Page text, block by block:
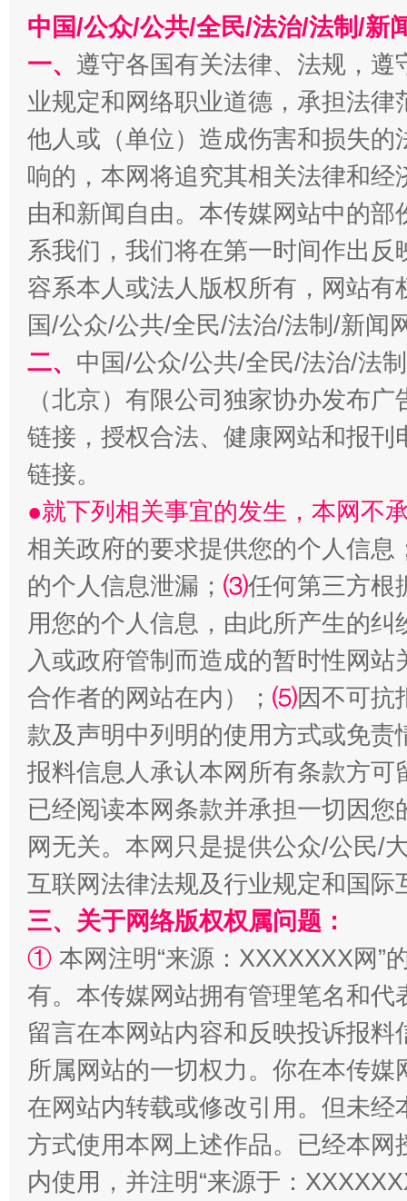
千年窑火 生生不息 一
揭开“小金库”的免责幌子
受贿1.44亿！段成刚被判无期 从幼
全民健身五年计划来了！等你上场
阿坝州三大球赛在茂县开幕 规模
中国/公众/公共/全民/法治/法制/新
一、 遵守各国有关法律、法规，
业规定和网络职业道德，承担法
他人或（单位）造成伤害和损失
响的，本网将追究其相关法律和
由和新闻自由。本传媒网站中的
系我们，我们将在第一时间作出
容系本人或法人版权所有，网站
国/公众/公共/全民/法治/法制/新闻
二、 中国/公众/公共/全民/法治/法
（北京）有限公司独家协办发布
链接，授权合法、健康网站和报
链接。
●就下列相关事宜的发生，本网不
相关政府的要求提供您的个人信息
的个人信息泄漏； ⑶任何第三方根
用您的个人信息，由此所产生的纠
入或政府管制而造成的暂时性网
合作者的网站在内）； ⑸因不可抗
款及声明中列明的使用方式或免责
报料信息人承认本网所有条款方
已经阅读本网条款并承担一切因
网无关。本网只是提供公众/公民/
互联网法律法规及行业规定和国
三、关于网络版权权属问题：
① 本网注明“来源：XXXXXXX网”
有。本传媒网站拥有管理笔名和
留言在本网站内容和反映投诉报
所属网站的一切权力。你在本传
在网站内转载或修改引用。但未
方式使用本网上述作品。已经本
内使用，并注明“来源于：